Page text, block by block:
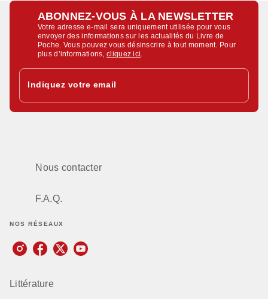
ABONNEZ-VOUS À LA NEWSLETTER
Votre adresse e-mail sera uniquement utilisée pour vous
envoyer des informations sur les actualités du Livre de
Poche. Vous pouvez vous désinscrire à tout moment. Pour
plus d’informations,cliquez ici
Indiquez votre email
Nous contacter
F.A.Q.
NOS RÉSEAUX
Littérature